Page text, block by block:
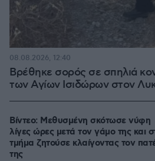
Βρέθηκε σορός σε σπηλιά
των Αγίων Ισιδώρων στον
08.08.2026, 12:40
Βίντεο: Μεθυσμένη σκότωσε νύφη
λίγες ώρες μετά τον γάμο της και
τμήμα ζητούσε κλαίγοντας τον
της